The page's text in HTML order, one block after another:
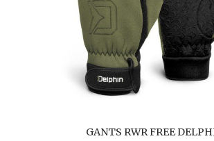
GANTS RWR FREE